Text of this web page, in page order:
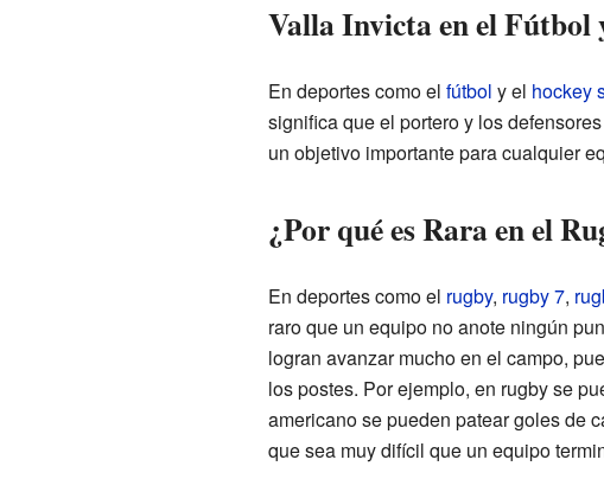
Valla Invicta en el Fútbol
En deportes como el fútbol y el hockey
significa que el portero y los
un objetivo importante para cualquier
¿Por qué es Rara en el
En deportes como el rugby, rugby 7,
raro que un equipo no anote ningún
logran avanzar mucho en el campo,
los postes. Por ejemplo, en rugby se
americano se pueden patear goles de
que sea muy difícil que un equipo